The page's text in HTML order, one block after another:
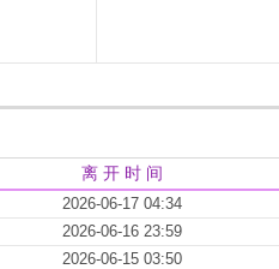
离 开 时 间
2026-06-17 04:34
2026-06-16 23:59
2026-06-15 03:50